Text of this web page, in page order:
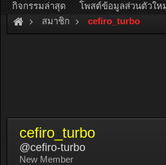
สมาชิก cefiro_turbo
cefiro_turbo
@cefiro-turbo
New Member
กิจกรรมล่าสุด โพสต์ข้อมูลส่วนตัวให